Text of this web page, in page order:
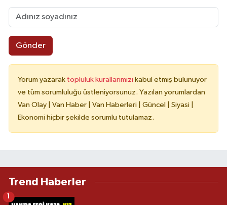
Gönder
Yorum yazarak topluluk kurallarımızı kabul etmiş bulunuyor
ve tüm sorumluluğu üstleniyorsunuz. Yazılan yorumlardan
Van Olay | Van Haber | Van Haberleri | Güncel | Siyasi |
Ekonomi hiçbir şekilde sorumlu tutulamaz.
Trend Haberler